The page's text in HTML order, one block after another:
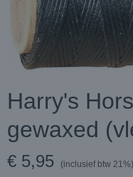
Harry's
gewaxed
€ 5,95 (inclusief btw 21%)